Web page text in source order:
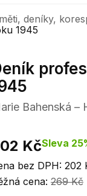
deníky,
1945
Bahenská –
KčSleva
bez DPH: 202
cena: 269 Kč